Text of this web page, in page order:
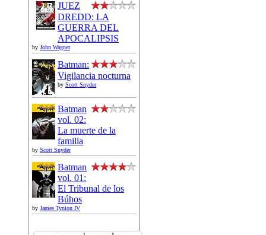
JUEZ
DREDD: LA
GUERRA DEL
APOCALIPSIS
by John Wagner
Batman:
Vigilancia nocturna
by Scott Snyder
Batman
vol. 02:
La muerte de la
familia
by Scott Snyder
Batman
vol. 01:
El Tribunal de los
Búhos
by James Tynion IV